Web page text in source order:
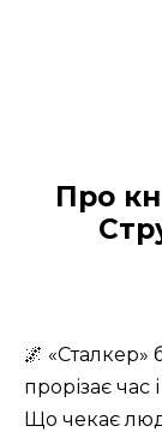
Про
🌌 «Сталкер»
прорізає час
Що чекає